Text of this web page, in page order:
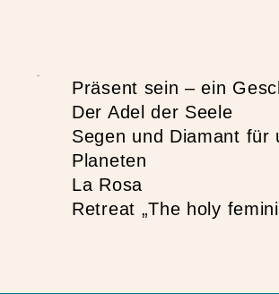
Präsent sein – ein
Der Adel der Seele
Segen und Diamant für
Planeten
La Rosa
Retreat „The holy